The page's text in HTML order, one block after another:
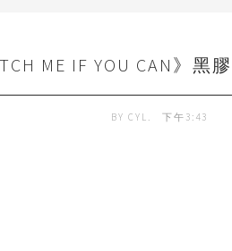
ME IF YOU CAN》黑
BY CYL. 下午3:43